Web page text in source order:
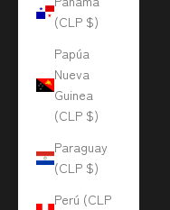
(CLP $)
Papúa
Nueva
Guinea
(CLP $)
Paraguay
(CLP $)
Perú (CLP